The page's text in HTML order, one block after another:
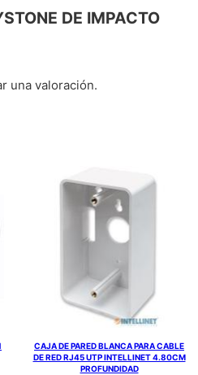
DE IMPACTO
una valoración.
CAJA DE PARED BLANCA PARA CABLE
DE RED RJ45 UTP INTELLINET 4.80CM
PROFUNDIDAD